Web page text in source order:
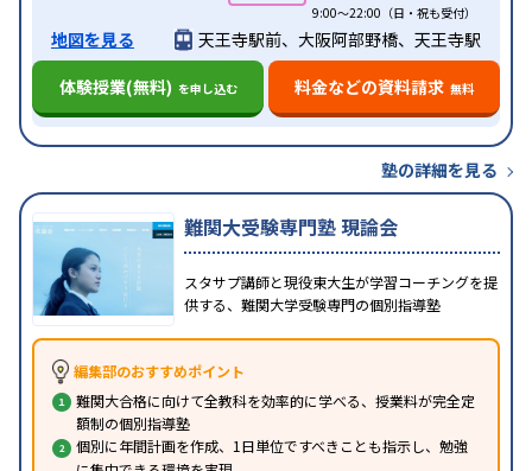
9:00～22:00（日・祝も受付）
地図を見る
天王寺駅前、大阪阿部野橋、天王寺駅
体験授業(無料) を申し込む 料金などの資料請求 無料
塾の詳細を見る
難関大受験専門塾 現論会
スタサプ講師と現役東大生が学習コーチングを提
供する、難関大学受験専門の個別指導塾
編集部のおすすめポイント
難関大合格に向けて全教科を効率的に学べる、授業料が完全定
額制の個別指導塾
個別に年間計画を作成、1日単位ですべきことも指示し、勉強